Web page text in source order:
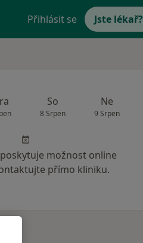
Přihlásit se Jste lékař?
So
8 Srpen
Ne
9 Srpen
možnost online
přímo kliniku.